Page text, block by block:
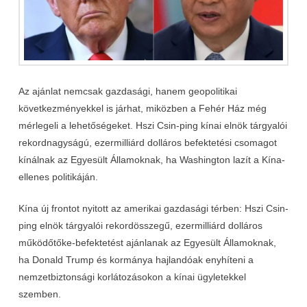
Az ajánlat nemcsak gazdasági, hanem geopolitikai
következményekkel is járhat, miközben a Fehér Ház még
mérlegeli a lehetőségeket. Hszi Csin-ping kínai elnök tárgyalói
rekordnagyságú, ezermilliárd dolláros befektetési csomagot
kínálnak az Egyesült Államoknak, ha Washington lazít a Kína-
ellenes politikáján.
Kína új frontot nyitott az amerikai gazdasági térben: Hszi Csin-
ping elnök tárgyalói rekordösszegű, ezermilliárd dolláros
működőtőke-befektetést ajánlanak az Egyesült Államoknak,
ha Donald Trump és kormánya hajlandóak enyhíteni a
nemzetbiztonsági korlátozásokon a kínai ügyletekkel
szemben.